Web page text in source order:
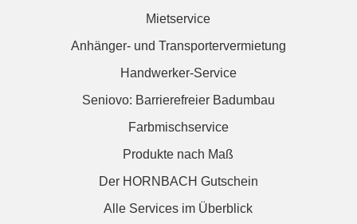
Mietservice
Anhänger- und Transportervermietung
Handwerker-Service
Seniovo: Barrierefreier Badumbau
Farbmischservice
Produkte nach Maß
Der HORNBACH Gutschein
Alle Services im Überblick